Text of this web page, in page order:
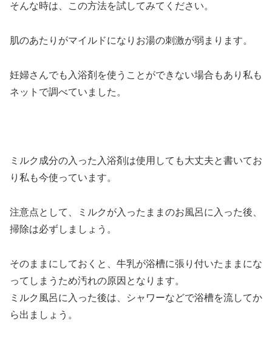
そんな時は、この方法を試してみてください。
肌のあたりがマイルドになりお湯の刺激が弱まります。
妊婦さんでも入浴剤を使うことができない場合もあり私も
ネットで調べていました。
ミルク成分の入った入浴剤は使用しても大丈夫と書いてお
り私も今使っています。
注意点として、ミルクが入ったままのお風呂に入った後、
掃除は必ずしましょう。
そのままにしておくと、牛乳が浴槽に張り付いたままにな
ってしまうため汚れの原因となります。
ミルク風呂に入った後は、シャワーなどで浴槽を流してか
ら出ましょう。